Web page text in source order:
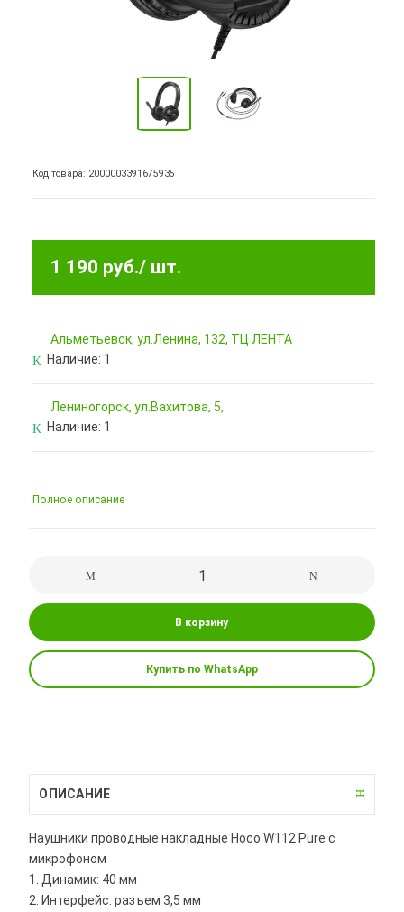
Код товара: 2000003391675935
1 190 руб./ шт.
Альметьевск, ул.Ленина, 132, ТЦ ЛЕНТА
Наличие: 1
Лениногорск, ул.Вахитова, 5,
Наличие: 1
Полное описание
В корзину
Купить по WhatsApp
ОПИСАНИЕ
Наушники проводные накладные Hoco W112 Pure с
микрофоном
1. Динамик: 40 мм
2. Интерфейс: разъем 3,5 мм